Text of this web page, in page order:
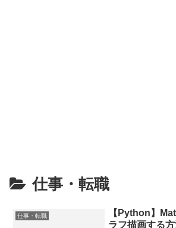
仕事・転職
仕事・転職
【Python】
ラフ描画する